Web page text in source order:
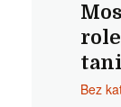
Bez